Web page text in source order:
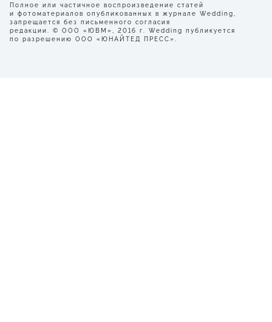
Полное или частичное воспроизведение статей
и фотоматериалов опубликованных в журнале Wedding,
запрещается без письменного согласия
редакции. © ООО «ЮВМ», 2016 г. Wedding публикуется
по разрешению ООО «ЮНАЙТЕД ПРЕСС».